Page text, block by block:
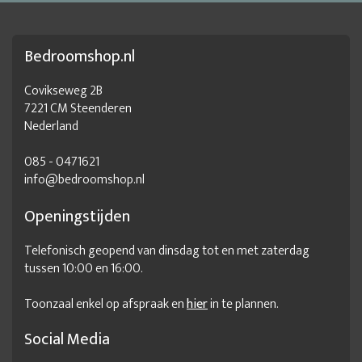
Bed met lades 180x200
Bed met opbergruimte
Bed met opslagruimte
bedden online
Bedframe 140x200 met lattenbodem
Bedframe 140x200 met opbergruimte
Bedframe 140x200 zonder lattenbodem
Bedframe 160x200
Bedframe 160x200 met lattenbodem
Bedframe 160x200 met opbergruimte
Bedroomshop.nl
Covikseweg 2B
7221 CM Steenderen
Nederland
085 - 0471621
info@bedroomshop.nl
Openingstijden
Telefonisch geopend van dinsdag tot en met zaterdag
tussen 10:00 en 16:00.
Toonzaal enkel op afspraak enhierin te plannen.
Social Media